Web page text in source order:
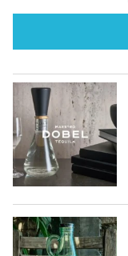
メキシコ料理
メキシコの記念日
イベント一覧
お問合せ